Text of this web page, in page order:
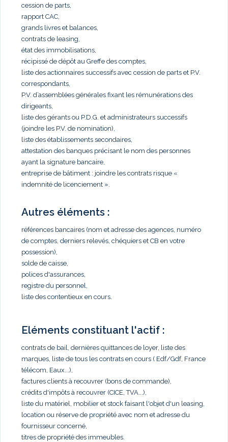
cession de parts,
rapport CAC,
grands livres et balances,
contrats de leasing,
état des immobilisations,
récipissé de dépôt au Greffe des comptes,
liste des actionnaires successifs avec cession de parts et P.V.
correspondants,
P.V. d’assemblées générales fixant les rémunérations des
dirigeants,
liste des gérants ou P.D.G. et administrateurs successifs
(joindre les P.V. de nomination),
liste des établissements secondaires,
attestation des banques précisant le nom des personnes
ayant la signature bancaire,
entreprise de bâtiment : joindre les contrats risque «
indemnité de licenciement ».
Autres éléments :
références bancaires (nom et adresse des agences, numéro
de comptes, derniers relevés, chéquiers et CB en votre
possession),
solde de caisse,
polices d'assurances,
registre du personnel,
liste des contentieux en cours.
Eléments constituant l'actif :
contrats de bail, dernières quittances de loyer, liste des
marques, liste de tous les contrats en cours ( Edf/Gdf, France
télécom, Eaux...),
factures clients à recouvrer (bons de commande),
crédits d'impôts à recouvrer (CICE, TVA...),
liste du matériel, mobilier et stock faisant l'objet d'un leasing,
location ou réserve de propriété avec nom et adresse du
fournisseur concerné,
titres de propriété des immeubles.